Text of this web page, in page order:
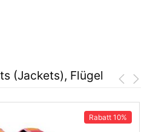
(Jackets), Flügel
Rabatt 10%